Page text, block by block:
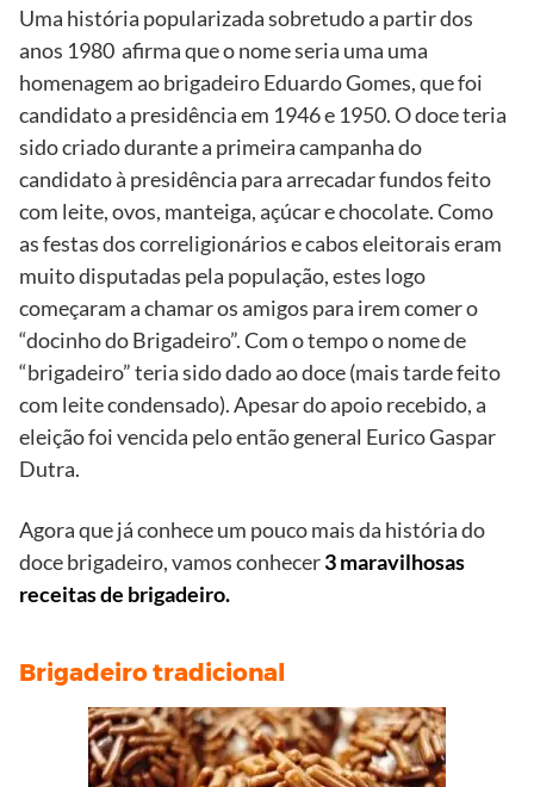
Uma história popularizada sobretudo a partir dos
anos 1980 afirma que o nome seria uma uma
homenagem ao brigadeiro Eduardo Gomes, que foi
candidato a presidência em 1946 e 1950. O doce teria
sido criado durante a primeira campanha do
candidato à presidência para arrecadar fundos feito
com leite, ovos, manteiga, açúcar e chocolate. Como
as festas dos correligionários e cabos eleitorais eram
muito disputadas pela população, estes logo
começaram a chamar os amigos para irem comer o
“docinho do Brigadeiro”. Com o tempo o nome de
“brigadeiro” teria sido dado ao doce (mais tarde feito
com leite condensado). Apesar do apoio recebido, a
eleição foi vencida pelo então general Eurico Gaspar
Dutra.
Agora que já conhece um pouco mais da história do
doce brigadeiro, vamos conhecer3 maravilhosas
receitas de brigadeiro.
Brigadeiro tradicional